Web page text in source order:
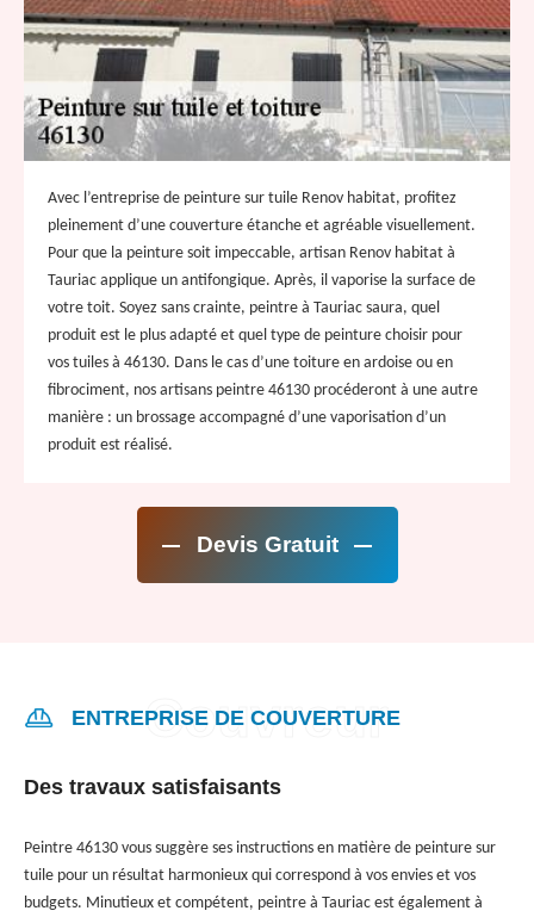
Avec l’entreprise de peinture sur tuile Renov habitat, profitez
pleinement d’une couverture étanche et agréable visuellement.
Pour que la peinture soit impeccable, artisan Renov habitat à
Tauriac applique un antifongique. Après, il vaporise la surface de
votre toit. Soyez sans crainte, peintre à Tauriac saura, quel
produit est le plus adapté et quel type de peinture choisir pour
vos tuiles à 46130. Dans le cas d’une toiture en ardoise ou en
fibrociment, nos artisans peintre 46130 procéderont à une autre
manière : un brossage accompagné d’une vaporisation d’un
produit est réalisé.
Devis Gratuit
ENTREPRISE DE COUVERTURE
Des travaux satisfaisants
Peintre 46130 vous suggère ses instructions en matière de peinture sur
tuile pour un résultat harmonieux qui correspond à vos envies et vos
budgets. Minutieux et compétent, peintre à Tauriac est également à